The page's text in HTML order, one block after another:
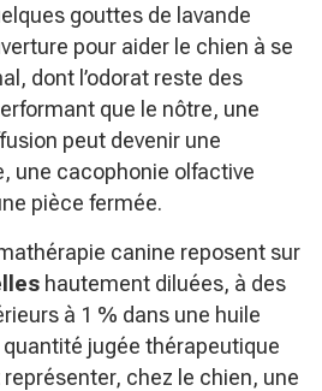
gouttes de lavande
pour aider le chien à se
dont l’odorat reste des
que le nôtre, une
peut devenir une
une cacophonie olfactive
pièce fermée.
canine reposent sur
hautement diluées, à des
à 1 % dans une huile
jugée thérapeutique
chez le chien, une